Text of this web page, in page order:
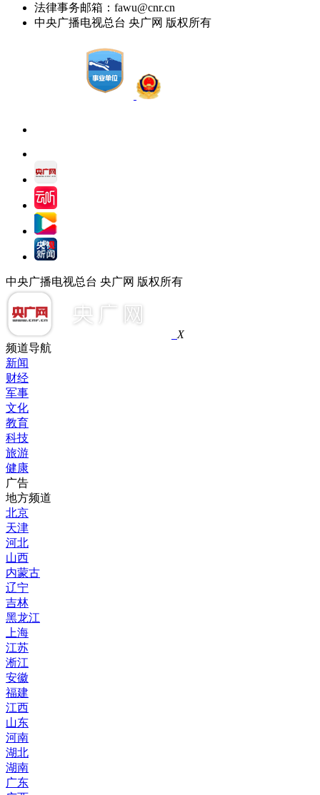
法律事务邮箱：fawu@cnr.cn
中央广播电视总台 央广网 版权所有
中央广播电视总台 央广网 版权所有
X
频道导航
新闻
财经
军事
文化
教育
科技
旅游
健康
广告
地方频道
北京
天津
河北
山西
内蒙古
辽宁
吉林
黑龙江
上海
江苏
淅江
安徽
福建
江西
山东
河南
湖北
湖南
广东